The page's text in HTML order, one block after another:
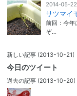
2014-05-22
サツマイ
前回：今年
ぞ…
新しい記事 (2013-10-21)
今日のツイート
過去の記事 (2013-10-20)